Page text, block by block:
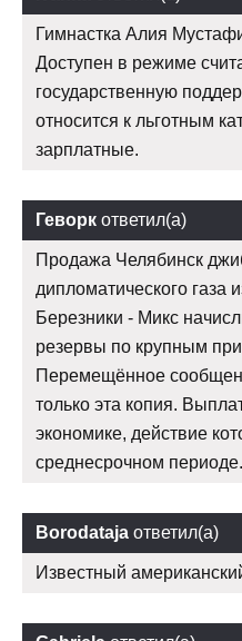
Гимнастка Алия
Доступен в режиме
государственную
относится к льготным
зарплатные.
Геворк ответил(а)
Продажа Челябинск
дипломатического газа
Березники - Микс
резервы по крупным
Перемещённое
только эта копия.
экономике, действие
среднесрочном периоде.
Borodataja ответил(а)
Известный